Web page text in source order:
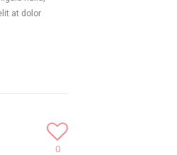
at dolor
0